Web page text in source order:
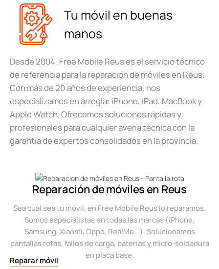
Tu móvil en buenas
manos
Desde 2004, Free Mobile Reus es el servicio técnico
de referencia para la reparación de móviles en Reus.
Con más de 20 años de experiencia, nos
especializamos en arreglar iPhone, iPad, MacBook y
Apple Watch. Ofrecemos soluciones rápidas y
profesionales para cualquier avería técnica con la
garantía de expertos consolidados en la provincia.
Reparación de móviles en Reus
Sea cual sea tu móvil, en Free Mobile Reus lo reparamos.
Somos especialistas en todas las marcas (iPhone,
Samsung, Xiaomi, Oppo, RealMe...). Solucionamos
pantallas rotas, fallos de carga, baterías y micro-soldadura
en placa base.
Reparar móvil